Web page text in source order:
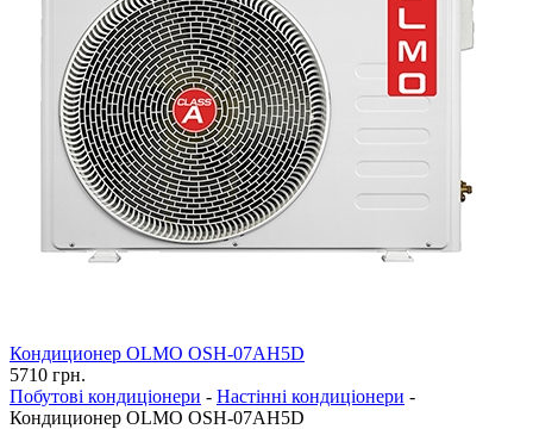
Кондиционер OLMO OSH-07AH5D
5710 грн.
Побутові кондиціонери - Настінні кондиціонери -
Кондиционер OLMO OSH-07AH5D